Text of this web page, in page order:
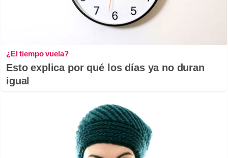
¿El tiempo vuela?
Esto explica por qué los días ya no duran
igual